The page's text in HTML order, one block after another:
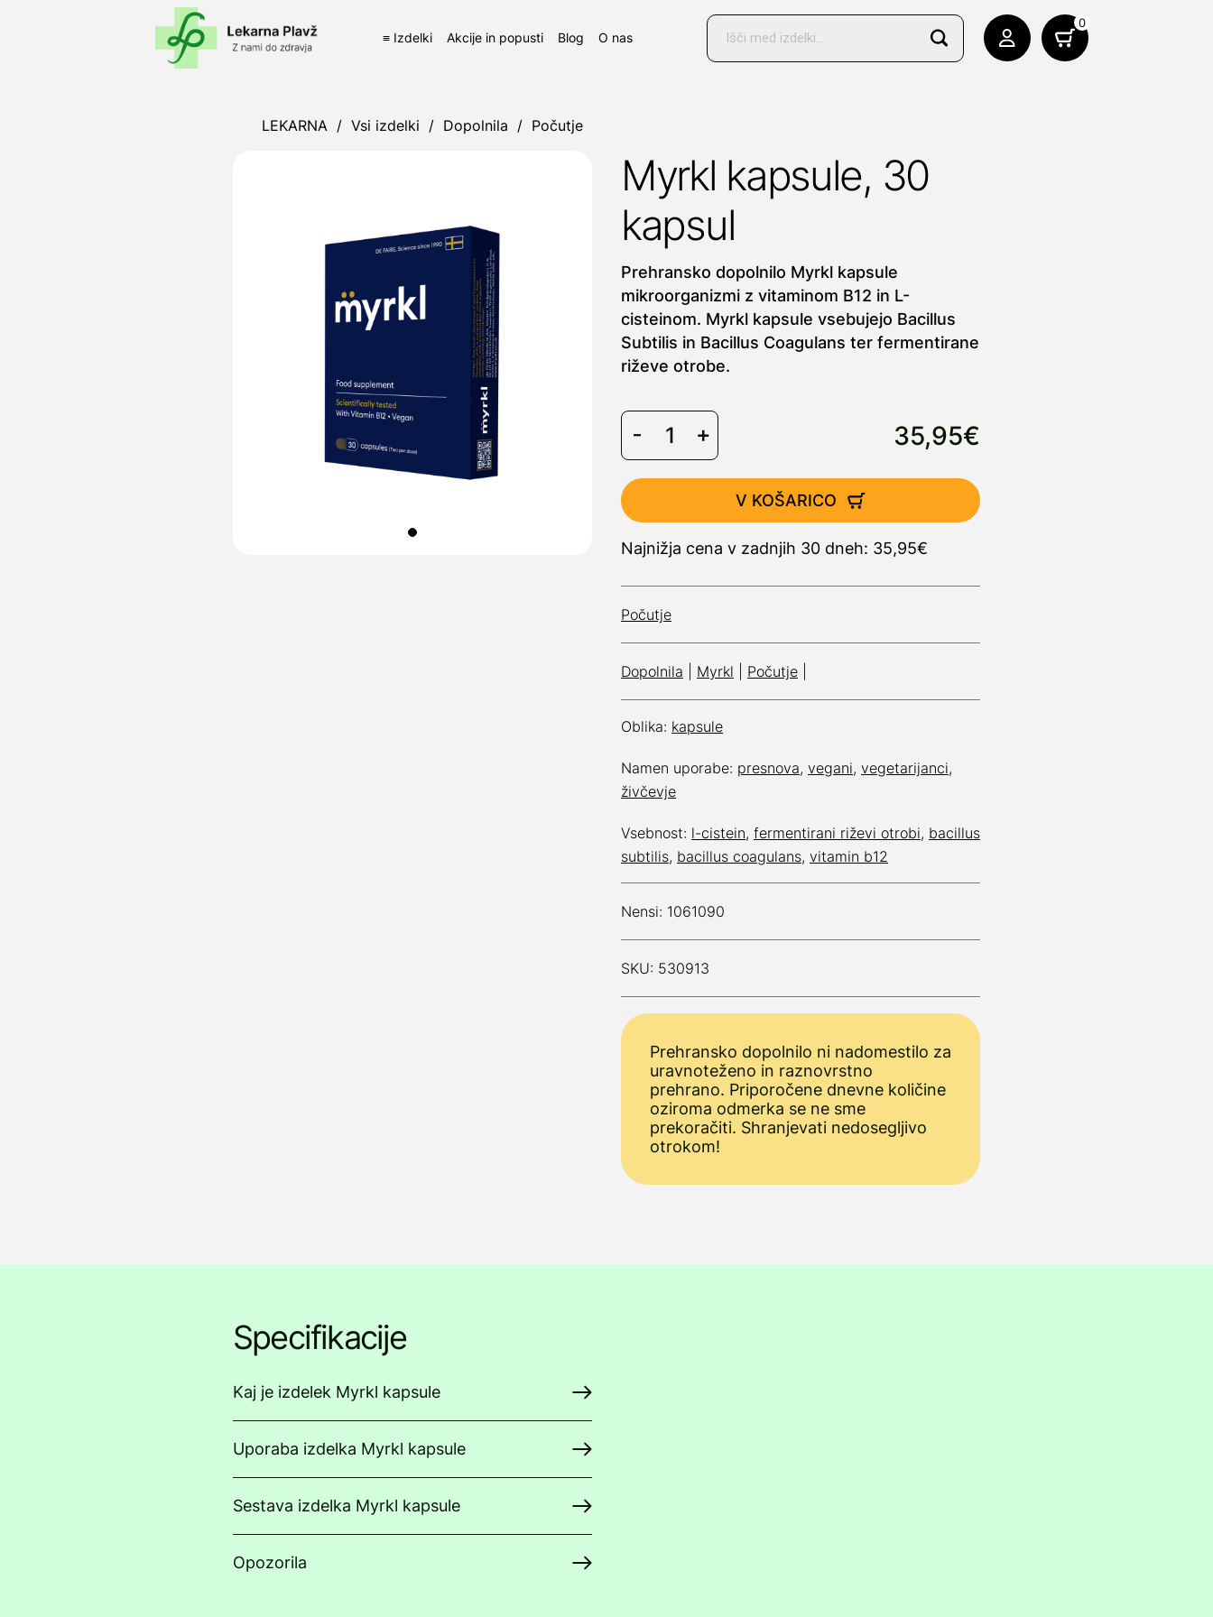
≡ Izdelki Akcije in popusti Blog O nas
Products
search
0
LEKARNA / Vsi izdelki / Dopolnila / Počutje
Myrkl kapsule, 30
kapsul
Prehransko dopolnilo Myrkl kapsule
mikroorganizmi z vitaminom B12 in L-
cisteinom. Myrkl kapsule vsebujejo Bacillus
Subtilis in Bacillus Coagulans ter fermentirane
riževe otrobe.
35,95€
V KOŠARICO
Najnižja cena v zadnjih 30 dneh: 35,95€
Počutje
Dopolnila Myrkl Počutje
Oblika: kapsule
Namen uporabe: presnova, vegani, vegetarijanci,
živčevje
Vsebnost: l-cistein, fermentirani riževi otrobi, bacillus
subtilis, bacillus coagulans, vitamin b12
Nensi: 1061090
SKU: 530913
Prehransko dopolnilo ni nadomestilo za
uravnoteženo in raznovrstno
prehrano. Priporočene dnevne količine
oziroma odmerka se ne sme
prekoračiti. Shranjevati nedosegljivo
otrokom!
Specifikacije
Kaj je izdelek Myrkl kapsule
Uporaba izdelka Myrkl kapsule
Sestava izdelka Myrkl kapsule
Opozorila